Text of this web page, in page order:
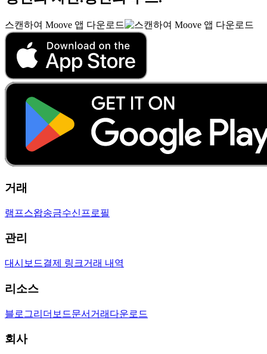
스캔하여 Moove 앱 다운로드
거래
램프스왑송금수신 프로필
관리
대시보드결제 링크거래 내역
리소스
블로그리더보드문서 거래 다운로드
회사